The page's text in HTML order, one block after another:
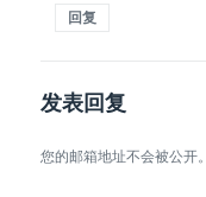
回复
发表回复
您的邮箱地址不会被公开。